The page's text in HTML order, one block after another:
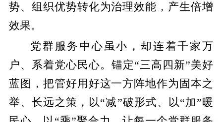
势、组织优势转化为治理效能，产生倍增
效果。
党群服务中心虽小，却连着千家万
户、系着党心民心。锚定“三高四新”美好
蓝图，把管好用好这一方阵地作为固本之
举、长远之策，以“减”破形式、以“加”暖